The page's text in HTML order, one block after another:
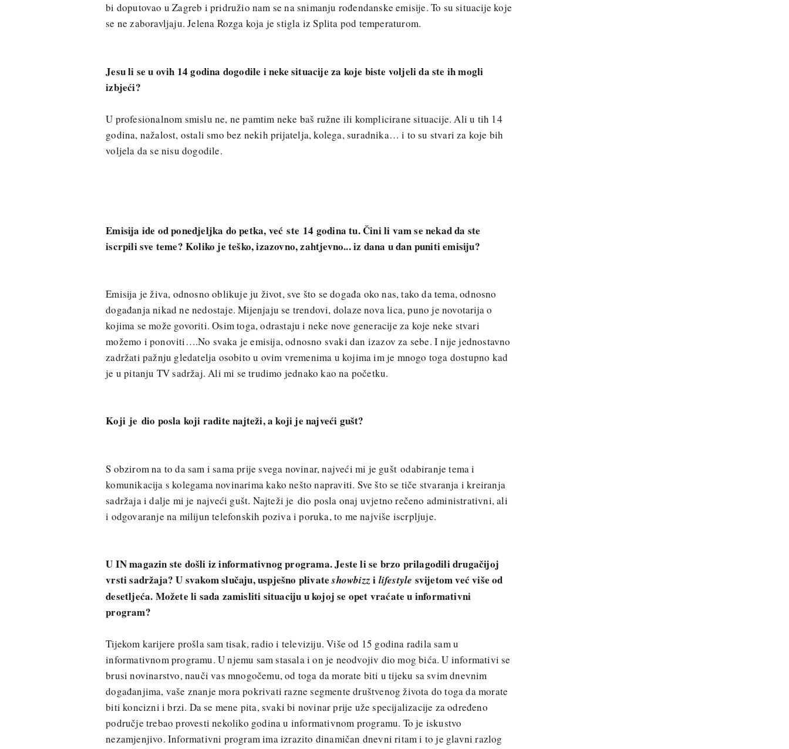
bi doputovao u Zagreb i pridružio nam se na snimanju rođendanske emisije. To su situacije koje
se ne zaboravljaju. Jelena Rozga koja je stigla iz Splita pod temperaturom.
Jesu li se u ovih 14 godina dogodile i neke situacije za koje biste voljeli da ste ih mogli
izbjeći?
U profesionalnom smislu ne, ne pamtim neke baš ružne ili komplicirane situacije. Ali u tih 14
godina, nažalost, ostali smo bez nekih prijatelja, kolega, suradnika… i to su stvari za koje bih
voljela da se nisu dogodile.
Emisija ide od ponedjeljka do petka, većste 14 godina tu. Čini li vam se nekad da ste
iscrpili sve teme? Koliko je teško, izazovno, zahtjevno... iz dana u dan puniti emisiju?
Emisija je živa, odnosno oblikuje ju život, sve što se događa oko nas, tako da tema, odnosno
događanja nikad ne nedostaje. Mijenjaju se trendovi, dolaze nova lica, puno je novotarija o
kojima se može govoriti. Osim toga, odrastaju i neke nove generacije za koje neke stvari
možemo i ponoviti….No svaka je emisija, odnosno svaki dan izazov za sebe. I nije jednostavno
zadržati pažnju gledatelja osobito u ovim vremenima u kojima im je mnogo toga dostupno kad
je u pitanju TV sadržaj. Ali mi se trudimo jednako kao na početku.
Koji je dio posla koji radite najteži, a koji je najveći gušt?
S obzirom na to da sam i sama prije svega novinar, najveći mi je gušt odabiranje tema i
komunikacija s kolegama novinarima kako nešto napraviti. Sve što se tiče stvaranja i kreiranja
sadržaja i dalje mi je najveći gušt. Najteži je dio posla onaj uvjetno rečeno administrativni, ali
i odgovaranje na milijun telefonskih poziva i poruka, to me najviše iscrpljuje.
U IN magazin ste došli iz informativnog programa. Jeste li se brzo prilagodili drugačijoj
vrsti sadržaja? U svakom slučaju, uspješno plivateshowbizzi lifestyle svijetom već više od
desetljeća. Možete li sada zamisliti situaciju u kojoj se opet vraćate u informativni
program?
Tijekom karijere prošla sam tisak, radio i televiziju. Više od 15 godina radila sam u
informativnom programu. U njemu sam stasala i on je neodvojiv dio mog bića. U informativi se
brusi novinarstvo, nauči vas mnogočemu, od toga da morate biti u tijeku sa svim dnevnim
događanjima, vaše znanje mora pokrivati razne segmente društvenog života do toga da morate
biti koncizni i brzi. Da se mene pita, svaki bi novinar prije uže specijalizacije za određeno
područje trebao provesti nekoliko godina u informativnom programu. To je iskustvo
nezamjenjivo. Informativni program ima izrazito dinamičan dnevni ritam i to je glavni razlog